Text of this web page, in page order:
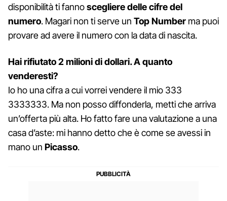
disponibilità ti fannoscegliere delle cifre del
numero. Magari non ti serve un Top Number ma puoi
provare ad avere il numero con la data di nascita.
Hai rifiutato 2 milioni di dollari. A quanto
venderesti?
Io ho una cifra a cui vorrei vendere il mio 333
3333333. Ma non posso diffonderla, metti che arriva
un’offerta più alta. Ho fatto fare una valutazione a una
casa d’aste: mi hanno detto che è come se avessi in
mano un Picasso.